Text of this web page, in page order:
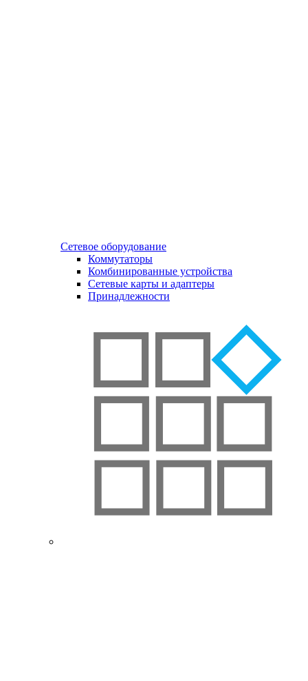
Сетевое оборудование
Коммутаторы
Комбинированные устройства
Сетевые карты и адаптеры
Принадлежности